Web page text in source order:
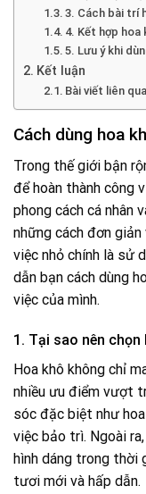
3. Cách bài trí
4. Kết hợp hoa
5. Lưu ý khi
Kết luận
Bài viết liên
Cách dùng hoa
Trong thế giới bận
để hoàn thành công
phong cách cá nhân
những cách đơn
việc nhỏ chính là sử
dẫn bạn cách dùng
việc của mình.
1. Tại sao nên chọn
Hoa khô không chỉ
nhiều ưu điểm vượt
sóc đặc biệt như
việc bảo trì. Ngoài
hình dáng trong thời
tươi mới và hấp dẫn.